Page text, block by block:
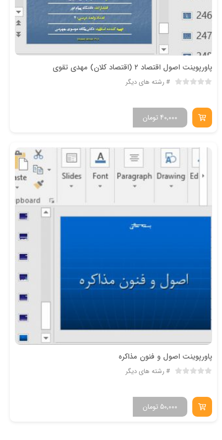
پاورپوینت اصول اقتصاد ۲ (اقتصاد کلان) مهدي تقوي
رشته های دیگر
تومان40,000
پاورپوینت اصول و فنون مذاکره
رشته های دیگر
تومان 50,000